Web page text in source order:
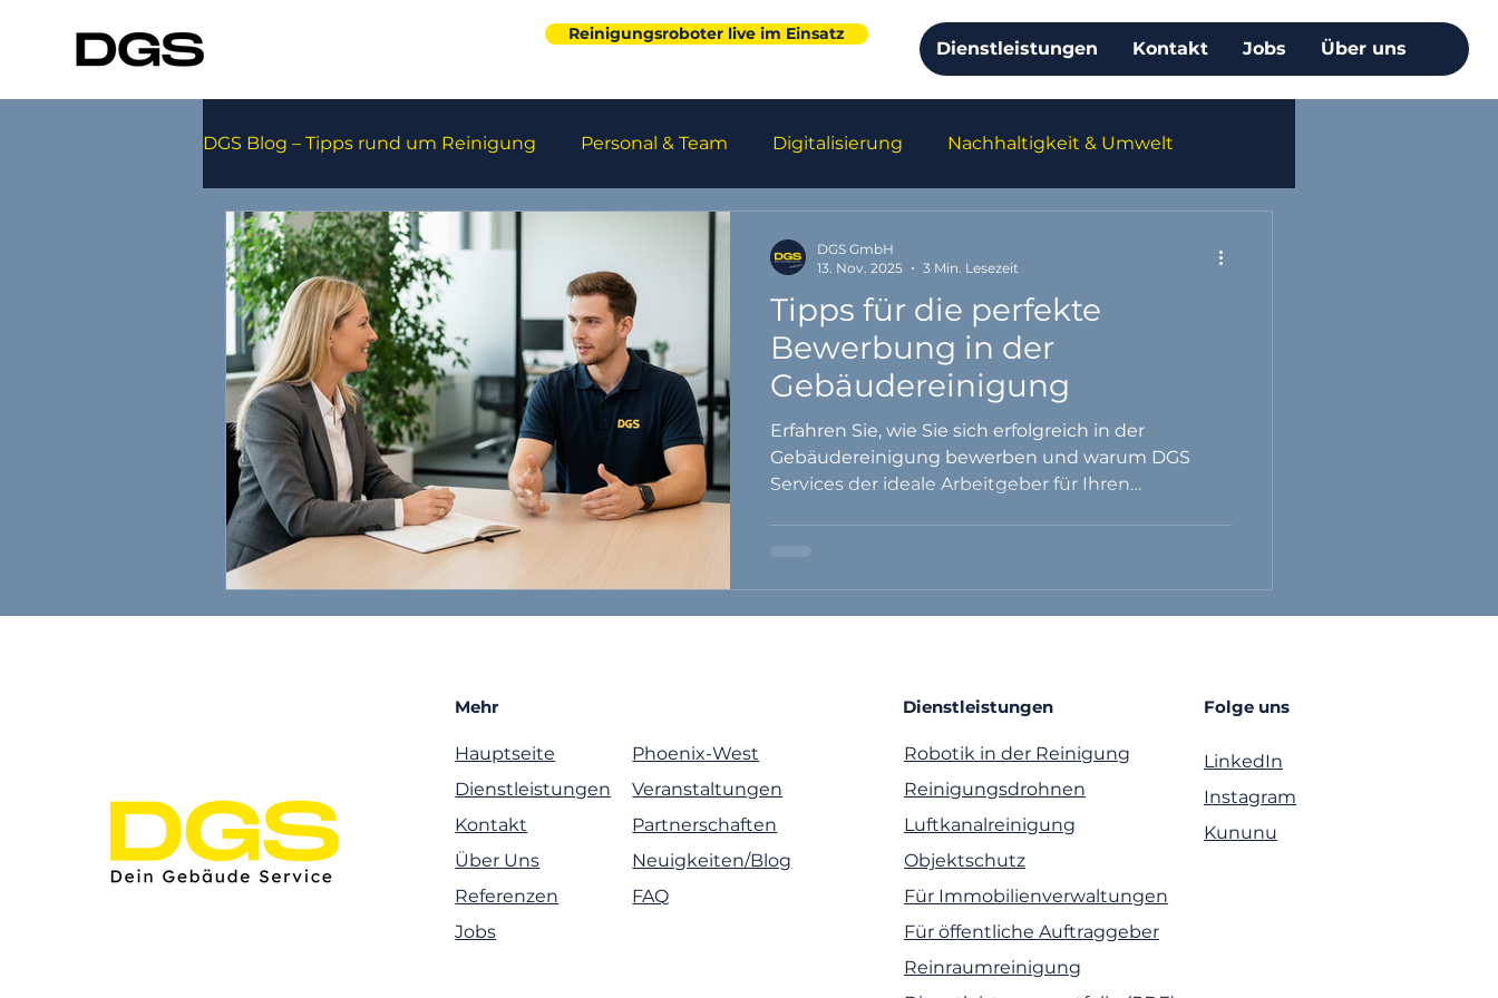
Reinigungsroboter live im Einsatz
Dienstleistungen Kontakt Jobs Über uns
DGS Blog – Tipps rund um Reinigung Personal & Team Digitalisierung Nachhaltigkeit & Umwelt
Roboter Hygiene Basics
Tipps für die perfekte
Bewerbung in der
Gebäudereinigung
Erfahren Sie, wie Sie sich erfolgreich in der
Gebäudereinigung bewerben und warum DGS
Services der ideale Arbeitgeber für Ihren
DGS GmbH
13. Nov. 2025
3 Min. Lesezeit
Mehr Dienstleistungen
Hauptseite
Dienstleistungen
Kontakt
Über Uns
Referenzen
Jobs
Phoenix-West
Veranstaltungen
Partnerschaften
Neuigkeiten/Blog
FAQ
Folge uns
LinkedIn
Instagram
Kununu
Robotik in der Reinigung
Reinigungsdrohnen
Luftkanalreinigung
Objektschutz
Für Immobilienverwaltungen
Für öffentliche Auftraggeber
Reinraumreinigung